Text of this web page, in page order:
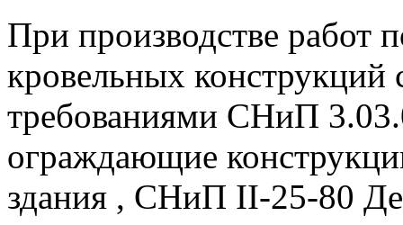
При производстве работ
кровельных конструкций
требованиями СНиП
ограждающие
здания , СНиП II-25-80